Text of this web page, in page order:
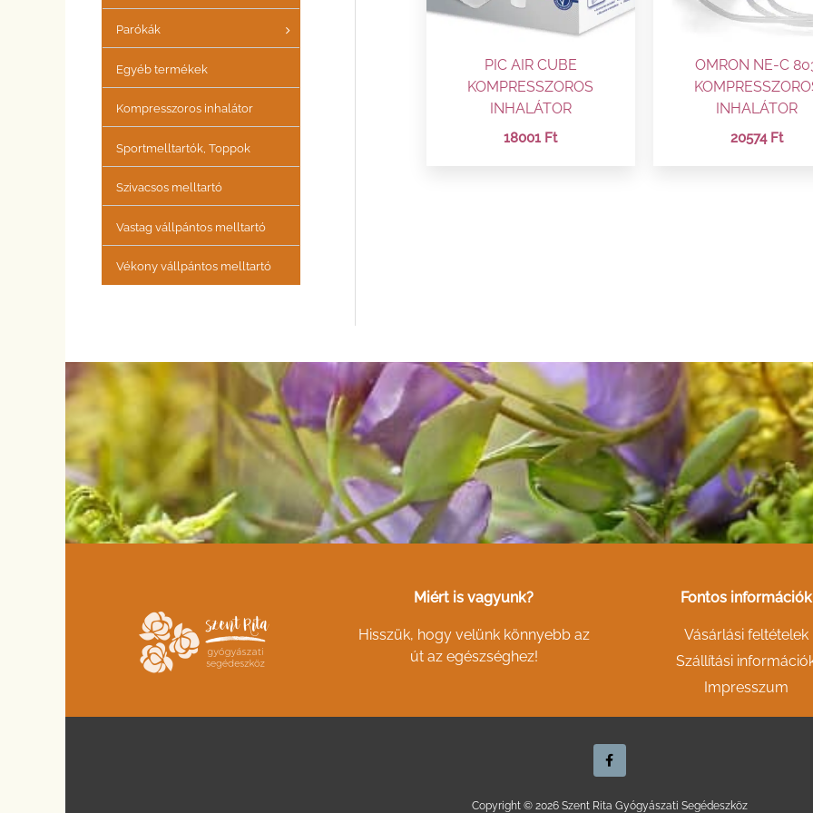
Parókák
Egyéb termékek
Kompresszoros inhalátor
Sportmelltartók, Toppok
Szivacsos melltartó
Vastag vállpántos melltartó
Vékony vállpántos melltartó
PIC AIR CUBE
KOMPRESSZOROS
INHALÁTOR
18001 Ft
OMRON NE-C
INHALÁTOR
20574 Ft
Miért is vagyunk?
Hisszük, hogy velünk könnyebb az
út az egészséghez!
Fontos információk
Vásárlási feltételek
Szállítási
Impresszum
a
c
e
o
Copyright © 2026 Szent Rita Gyógyászati Segédeszköz